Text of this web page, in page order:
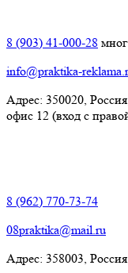
8 (903) 41-000-28
info@praktika-
Адрес: 350020,
офис 12 (вход с
8 (962) 770-73-74
08praktika@mail.ru
Адрес:​ 358003,